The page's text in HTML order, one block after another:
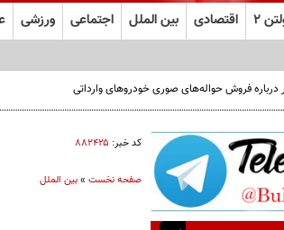
۲ اقتصادی بین الملل اجتماعی ورزشی
فروش حواله‌های صوری خودروهای وارداتی
کد خبر: ۸۸۲۴۲۵
صفحه نخست»بین الملل